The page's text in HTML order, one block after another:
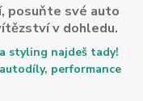
posuňte své auto
v dohledu.
styling najdeš tady!
performance